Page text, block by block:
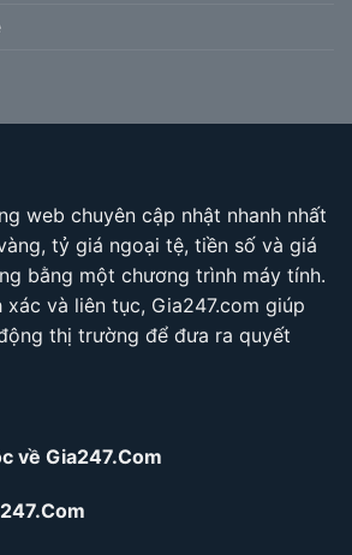
web chuyên cập nhật nhanh nhất
tỷ giá ngoại tệ, tiền số và giá
bằng một chương trình máy tính.
và liên tục, Gia247.com giúp
thị trường để đưa ra quyết
về Gia247.Com